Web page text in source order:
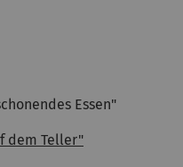
Essen"
dem Teller"